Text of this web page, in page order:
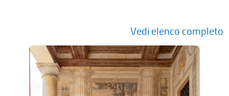
Vedi elenco completo